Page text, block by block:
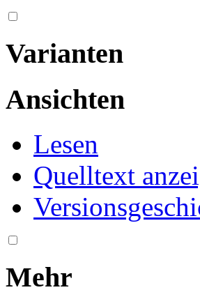
Varianten
Ansichten
Lesen
Quelltext
Mehr